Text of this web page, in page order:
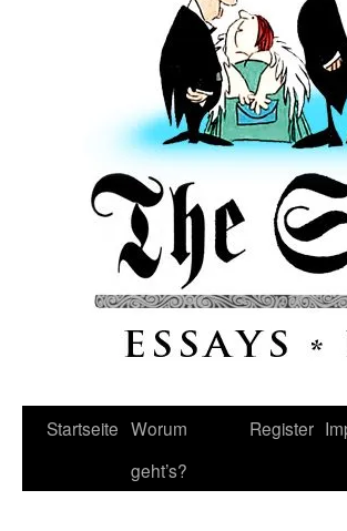
Startseite Worum
geht’s?
Register